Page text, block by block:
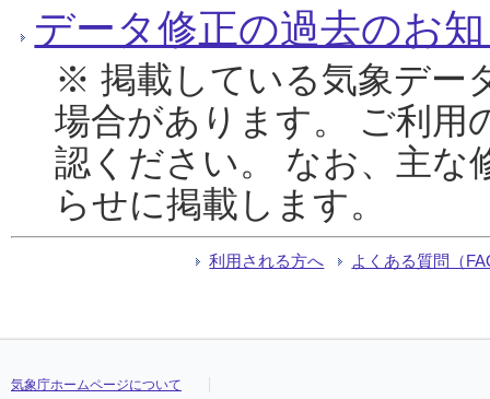
データ修正の過去のお
※ 掲載している気象デー
場合があります。 ご利用
認ください。 なお、主な
らせに掲載します。
利用される方へ よくある質問（
気象庁ホームページについて